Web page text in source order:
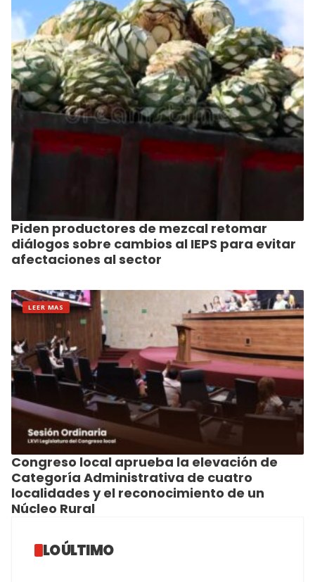
Piden productores de mezcal retomar
diálogos sobre cambios al IEPS para evitar
afectaciones al sector
LEER MAS
Congreso local aprueba la elevación de
Categoría Administrativa de cuatro
localidades y el reconocimiento de un
Núcleo Rural
LO ÚLTIMO